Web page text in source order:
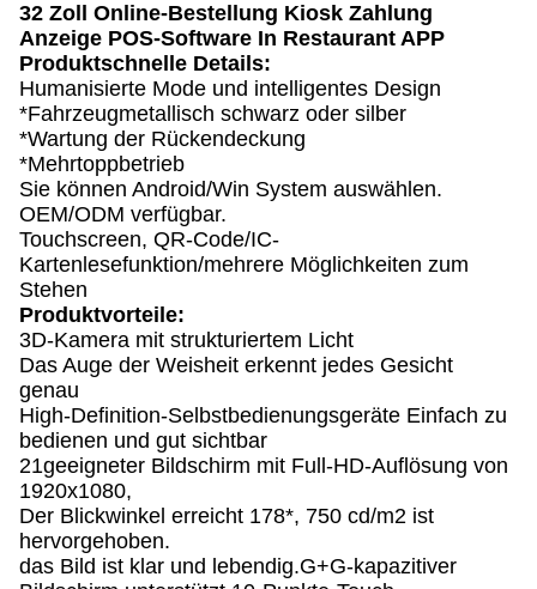
32 Zoll Online-Bestellung Kiosk Zahlung
Anzeige POS-Software In Restaurant APP
Produktschnelle Details:
Humanisierte Mode und intelligentes Design
*Fahrzeugmetallisch schwarz oder silber
*Wartung der Rückendeckung
*Mehrtoppbetrieb
Sie können Android/Win System auswählen.
OEM/ODM verfügbar.
Touchscreen, QR-Code/IC-
Kartenlesefunktion/mehrere Möglichkeiten zum
Stehen
Produktvorteile:
3D-Kamera mit strukturiertem Licht
Das Auge der Weisheit erkennt jedes Gesicht
genau
High-Definition-Selbstbedienungsgeräte Einfach zu
bedienen und gut sichtbar
21geeigneter Bildschirm mit Full-HD-Auflösung von
1920x1080,
Der Blickwinkel erreicht 178*, 750 cd/m2 ist
hervorgehoben.
das Bild ist klar und lebendig.G+G-kapazitiver